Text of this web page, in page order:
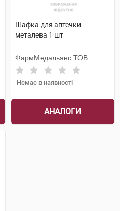
Шафка для аптечки
металева 1 шт
ФармМедальянс ТОВ
Немає в наявності
АНАЛОГИ